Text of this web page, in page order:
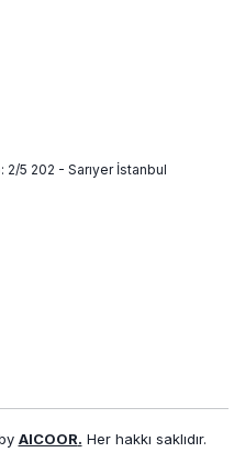
5 202 - Sarıyer İstanbul
AICOOR. Her hakkı saklıdır.